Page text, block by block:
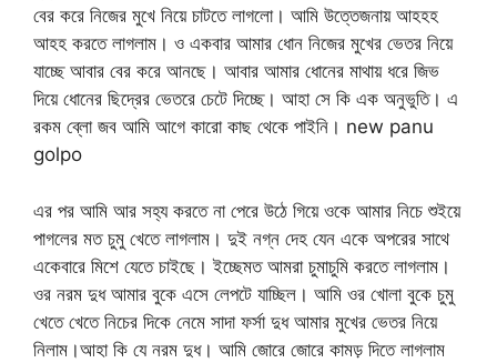
বের করে নিজের মুখে নিয়ে চাটতে লাগলো। আমি উত্তেজনায় আহহহ
আহহ করতে লাগলাম। ও একবার আমার ধোন নিজের মুখের ভেতর নিয়ে
যাচ্ছে আবার বের করে আনছে। আবার আমার ধোনের মাথায় ধরে জিভ
দিয়ে ধোনের ছিদ্রের ভেতরে চেটে দিচ্ছে। আহা সে কি এক অনুভুতি। এ
রকম ব্লো জব আমি আগে কারো কাছ থেকে পাইনি। new panu
golpo
এর পর আমি আর সহ্য করতে না পেরে উঠে গিয়ে ওকে আমার নিচে শুইয়ে
পাগলের মত চুমু খেতে লাগলাম। দুই নগ্ন দেহ যেন একে অপরের সাথে
একেবারে মিশে যেতে চাইছে। ইচ্ছেমত আমরা চুমাচুমি করতে লাগলাম।
ওর নরম দুধ আমার বুকে এসে লেপটে যাচ্ছিল। আমি ওর খোলা বুকে চুমু
খেতে খেতে নিচের দিকে নেমে সাদা ফর্সা দুধ আমার মুখের ভেতর নিয়ে
নিলাম।আহা কি যে নরম দুধ। আমি জোরে জোরে কামড় দিতে লাগলাম